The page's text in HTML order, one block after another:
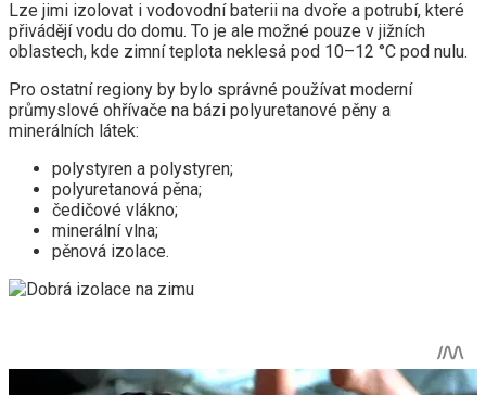
Lze jimi izolovat i vodovodní baterii na dvoře a potrubí, které
přivádějí vodu do domu. To je ale možné pouze v jižních
oblastech, kde zimní teplota neklesá pod 10–12 °C pod nulu.
Pro ostatní regiony by bylo správné používat moderní
průmyslové ohřívače na bázi polyuretanové pěny a
minerálních látek:
polystyren a polystyren;
polyuretanová pěna;
čedičové vlákno;
minerální vlna;
pěnová izolace.